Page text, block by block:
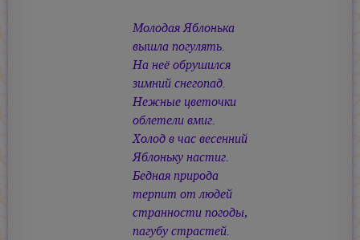
Молодая Яблонька
вышла погулять.
На неё обрушился
зимний снегопад.
Нежные цветочки
облетели вмиг.
Холод в час весенний
Яблоньку настиг.
Бедная природа
терпит от людей
странности погоды,
пагубу страстей.